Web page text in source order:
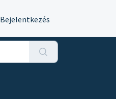
Bejelentkezés